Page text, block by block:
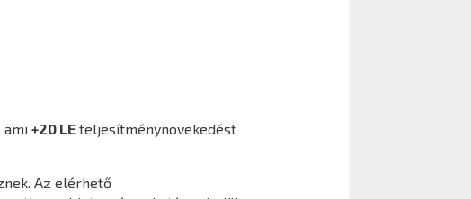
ami +20 LE teljesítménynövekedést
Az elérhető